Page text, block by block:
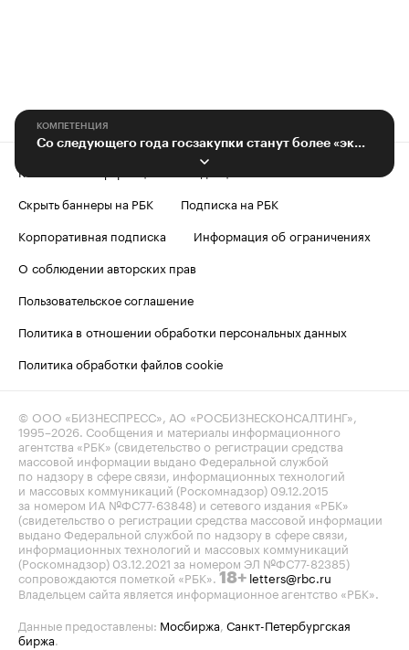
КОМПЕТЕНЦИЯ
Контактная информация
Редакция
Скрыть баннеры на РБК
Подписка на РБК
Корпоративная подписка
Информация об ограничениях
О соблюдении авторских прав
Пользовательское соглашение
Политика в отношении обработки персональных данных
Политика обработки файлов cookie
© ООО «БИЗНЕСПРЕСС», АО «РОСБИЗНЕСКОНСАЛТИНГ»,
1995–2026 . Сообщения и материалы информационного
агентства «РБК» (свидетельство о регистрации средства
массовой информации выдано Федеральной службой
по надзору в сфере связи, информационных технологий
и массовых коммуникаций (Роскомнадзор) 09.12.2015
за номером ИА №ФС77-63848) и сетевого издания «РБК»
(свидетельство о регистрации средства массовой информации
выдано Федеральной службой по надзору в сфере связи,
информационных технологий и массовых коммуникаций
(Роскомнадзор) 03.12.2021 за номером ЭЛ №ФС77-82385)
сопровождаются пометкой «РБК». 18+ letters@rbc.ru
Владельцем сайта является информационное агентство «РБК».
Данные предоставлены: Мосбиржа Санкт-Петербургская
биржа